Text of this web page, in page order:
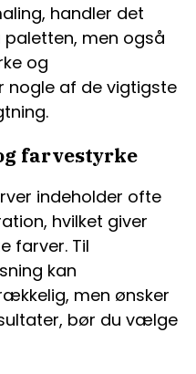
handler det
paletten, men også
og
nogle af de vigtigste
farvestyrke
indeholder ofte
hvilket giver
farver. Til
kan
men ønsker
bør du vælge